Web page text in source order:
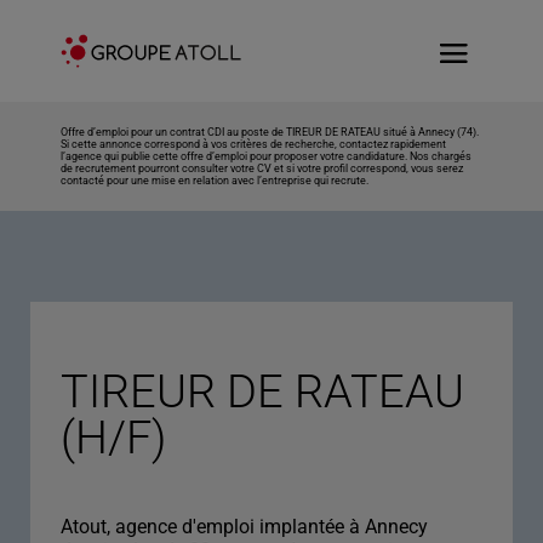
Offre d’emploi pour un contrat CDI au poste de TIREUR DE RATEAU situé à Annecy (74).
Si cette annonce correspond à vos critères de recherche, contactez rapidement
l’agence qui publie cette offre d’emploi pour proposer votre candidature. Nos chargés
de recrutement pourront consulter votre CV et si votre profil correspond, vous serez
contacté pour une mise en relation avec l’entreprise qui recrute.
TIREUR DE RATEAU
(H/F)
Atout, agence d'emploi implantée à Annecy